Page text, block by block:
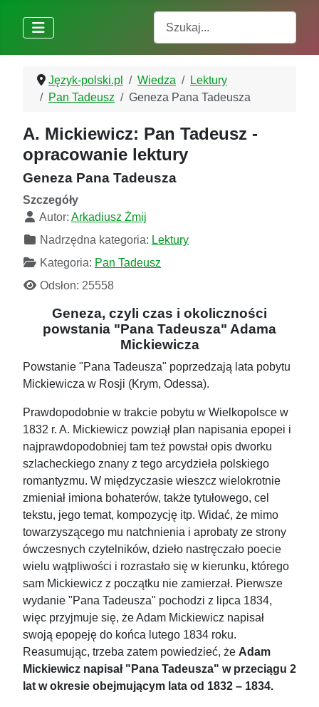
Język-polski.pl Wiedza
Lektury
Pan Tadeusz
Geneza Pana Tadeusza
A. Mickiewicz: Pan Tadeusz -
opracowanie lektury
Geneza Pana Tadeusza
Szczegóły
Autor: Arkadiusz Żmij
Nadrzędna kategoria: Lektury
Kategoria: Pan Tadeusz
Odsłon: 25558
Geneza, czyli czas i okoliczności
powstania "Pana Tadeusza" Adama
Mickiewicza
Powstanie "Pana Tadeusza" poprzedzają lata pobytu
Mickiewicza w Rosji (Krym, Odessa).
Prawdopodobnie w trakcie pobytu w Wielkopolsce w
1832 r. A. Mickiewicz powziął plan napisania epopei i
najprawdopodobniej tam też powstał opis dworku
szlacheckiego znany z tego arcydzieła polskiego
romantyzmu. W międzyczasie wieszcz wielokrotnie
zmieniał imiona bohaterów, także tytułowego, cel
tekstu, jego temat, kompozycję itp. Widać, że mimo
towarzyszącego mu natchnienia i aprobaty ze strony
ówczesnych czytelników, dzieło nastręczało poecie
wielu wątpliwości i rozrastało się w kierunku, którego
sam Mickiewicz z początku nie zamierzał. Pierwsze
wydanie "Pana Tadeusza" pochodzi z lipca 1834,
więc przyjmuje się, że Adam Mickiewicz napisał
swoją epopeję do końca lutego 1834 roku.
Reasumując, trzeba zatem powiedzieć, że Adam
Mickiewicz napisał "Pana Tadeusza" w przeciągu 2
lat w okresie obejmującym lata od 1832 – 1834.